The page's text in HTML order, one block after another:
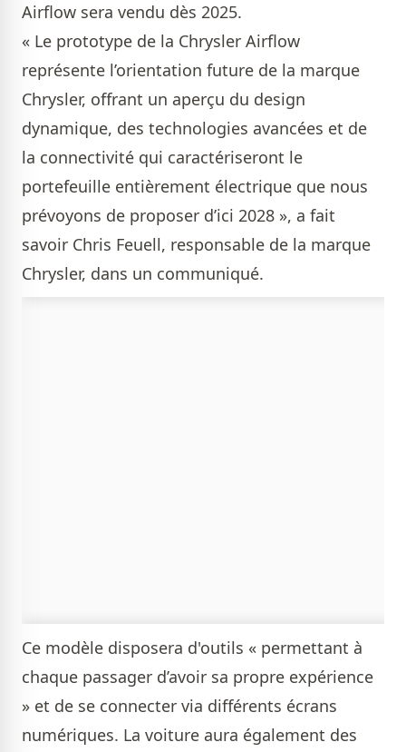
Airflow sera vendu dès 2025.
« Le prototype de la Chrysler Airflow
représente l’orientation future de la marque
Chrysler, offrant un aperçu du design
dynamique, des technologies avancées et de
la connectivité qui caractériseront le
portefeuille entièrement électrique que nous
prévoyons de proposer d’ici 2028 », a fait
savoir Chris Feuell, responsable de la marque
Chrysler, dans un communiqué.
Ce modèle disposera d'outils « permettant à
chaque passager d’avoir sa propre expérience
» et de se connecter via différents écrans
numériques. La voiture aura également des